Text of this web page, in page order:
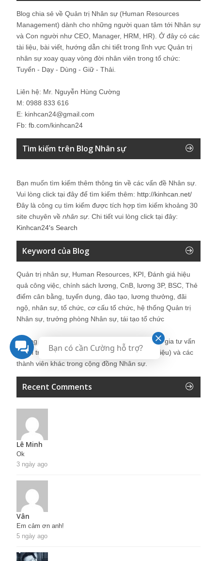
Blog chia sẻ về Quản trị Nhân sự (Human Resources
Management) dành cho những người quan tâm tới Nhân sự
và Con người như CEO, Manager, HRM, HR). Ở đây có các
tài liệu, bài viết, hướng dẫn chi tiết trong lĩnh vực Quản trị
nhân sự xoay quay vòng đời nhân viên trong tổ chức:
Tuyển - Dạy - Dùng - Giữ - Thải.
Liên hệ: Mr. Nguyễn Hùng Cường
M: 0988 833 616
E: kinhcan24@gmail.com
Fb: fb.com/kinhcan24
Tìm kiếm trên Blog Nhân sự
Bạn muốn tìm kiếm thêm thông tin về các vấn đề Nhân sự
Vui lòng click tại đây để tìm kiếm thêm: http://kinhcan.net/
Đây là công cụ tìm kiếm được tích hợp tìm kiếm khoảng 30
site chuyên về nhân sự. Chi tiết vui lòng click tại đây:
Kinhcan24′s Search
Keyword của Blog
Quản trị nhân sự, Human Resources, KPI, Đánh giá hiệu
quả công việc, chính sách lương, CnB, lương 3P, BSC, Thẻ
điểm cân bằng, tuyển dụng, đào tạo, lương thưởng, đãi
ngộ, nhân sự, tổ chức, cơ cấu tổ chức, hệ thống Quản trị
Nhân sự, trưởng phòng Nhân sự, tái tạo tổ chức
Những bài viết tại blog được chia sẻ bởi chuyên gia tư vấn
Quản trị Nhân sự Nguyễn Hùng Cường (giới thiệu) và các
thành viên khác trong cộng đồng Nhân sự.
Recent Comments
Lê Minh
Ok
3 ngày ago
Vân
Em cảm ơn anh!
5 ngày ago
Bạn có cần Cường hỗ trợ?